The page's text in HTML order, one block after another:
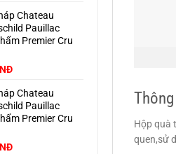
tại
là:
32.000.000 VNĐ.
Chateau
Pauillac
Premier Cru
Chateau
Pauillac
Premier Cru
Hộp quà
quen,sử